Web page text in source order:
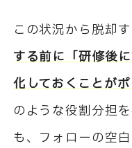
この状況から脱却
する前に「研修後
化しておくことが
のような役割分担
も、フォローの空